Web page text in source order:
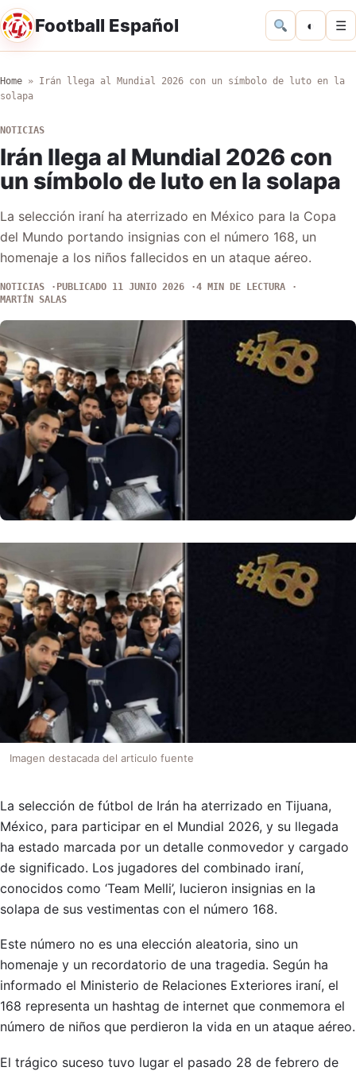
Football Español ◐ ☰
Home » Irán llega al Mundial 2026 con un símbolo de luto en la
solapa
NOTICIAS
Irán llega al Mundial 2026 con
un símbolo de luto en la solapa
La selección iraní ha aterrizado en México para la Copa
del Mundo portando insignias con el número 168, un
homenaje a los niños fallecidos en un ataque aéreo.
NOTICIAS PUBLICADO 11 JUNIO 2026
4 MIN DE LECTURA
MARTÍN SALAS
Imagen destacada del articulo fuente
La selección de fútbol de Irán ha aterrizado en Tijuana,
México, para participar en el Mundial 2026, y su llegada
ha estado marcada por un detalle conmovedor y cargado
de significado. Los jugadores del combinado iraní,
conocidos como ‘Team Melli’, lucieron insignias en la
solapa de sus vestimentas con el número 168.
Este número no es una elección aleatoria, sino un
homenaje y un recordatorio de una tragedia. Según ha
informado el Ministerio de Relaciones Exteriores iraní, el
168 representa un hashtag de internet que conmemora el
número de niños que perdieron la vida en un ataque aéreo.
El trágico suceso tuvo lugar el pasado 28 de febrero de